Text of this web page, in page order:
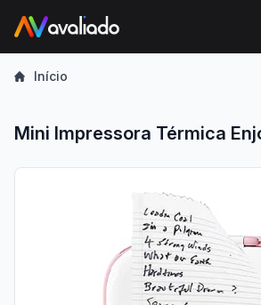
Início
Mini Impressora Térmica